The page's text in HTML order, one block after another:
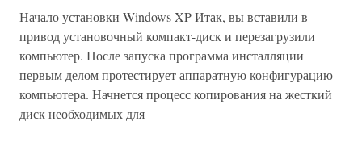
Начало установки Windows XP Итак, вы вставили в
привод установочный компакт-диск и перезагрузили
компьютер. После запуска программа инсталляции
первым делом протестирует аппаратную конфигурацию
компьютера. Начнется процесс копирования на жесткий
диск необходимых для